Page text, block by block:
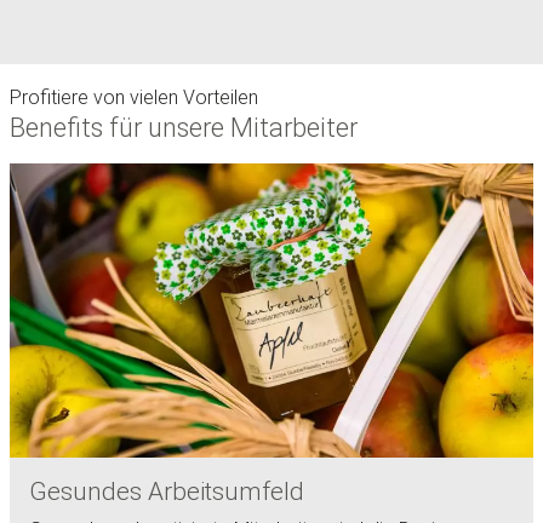
Profitiere von vielen Vorteilen
Benefits für unsere Mitarbeiter
Gesundes Arbeitsumfeld